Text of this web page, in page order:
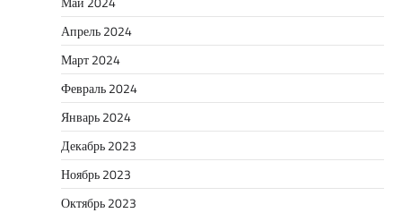
Апрель 2024
Март 2024
Февраль 2024
Январь 2024
Декабрь 2023
Ноябрь 2023
Октябрь 2023